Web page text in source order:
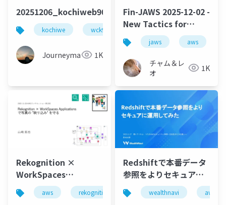
20251206_kochiweb90_beajouneyman
kochiwe wck90 ウェブクリエイターズ高知
Journeyman 1K
Fin-JAWS 2025-12-02 -
New Tactics for
Finnancial Cloud
Architecture
jaws aws
チャム＆レ
オ
1K
Rekognition ×
WorkSpaces
Applicationsで写真の
”映り込み” を守る
aws rekognition workspaces applications
Redshiftで本番データ
参照をよりセキュアに
運用してみた
wealthnavi aws